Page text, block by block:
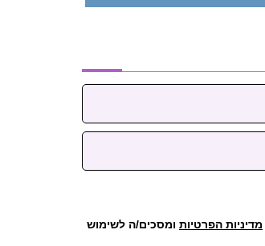
מדיניות הפרטיות ומסכים/ה לשימוש